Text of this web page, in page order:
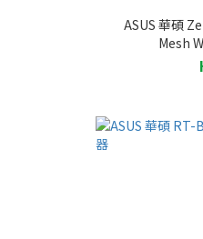
ASUS 華碩
Mesh